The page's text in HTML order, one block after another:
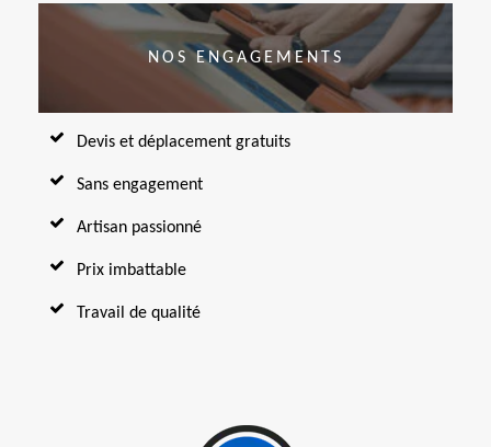
NOS ENGAGEMENTS
Devis et déplacement gratuits
Sans engagement
Artisan passionné
Prix imbattable
Travail de qualité